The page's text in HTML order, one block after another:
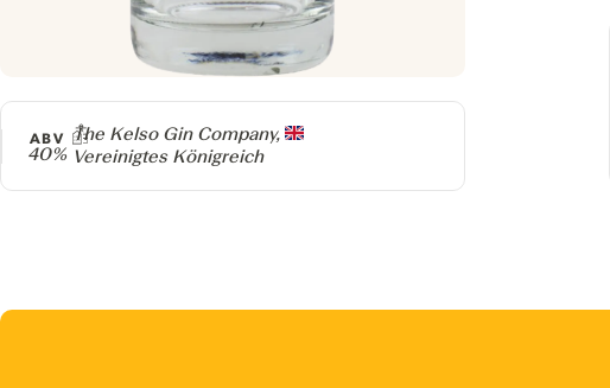
Producer
The Kelso Gin Company,
Vereinigtes Königreich
ABV
40%